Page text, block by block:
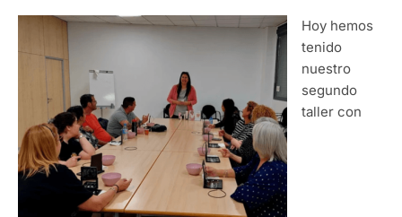
Hoy hemos
tenido
nuestro
segundo
taller con